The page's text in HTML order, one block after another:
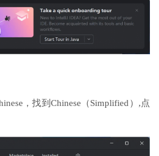
，找到Chinese（Simplified）,点